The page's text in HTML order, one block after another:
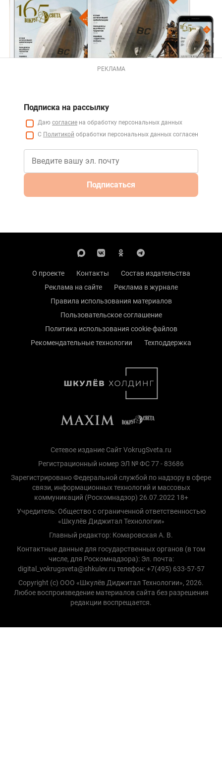
РЕКЛАМА
Подписка на рассылку
Даю согласие на обработку персональных данных
С Политикой обработки персональных данных согласен
Подписаться
О проекте Контакты
Состав издательства
Реклама на сайте
Реклама в журнале
Правила использования материалов
Пользовательское соглашение
Политика использования cookie-файлов
Рекомендательные технологии
Техподдержка
Сетевое издание Сайт VokrugSveta.ru
Регистрационный номер ЭЛ № ФС 77 - 83686
Зарегистрировано Федеральной службой по надзору в сфере
связи, информационных технологий и массовых
коммуникаций (Роскомнадзор) 26.07.2022 18+
Учредитель: Общество с ограниченной ответственностью
«Шкулёв Диджитал Технологии»
Главный редактор: Комаровская А. В.
Контактные данные для государственных органов (в том
числе, для Роскомнадзора): Эл. почта:
digital_vokrugsveta@shkulev.ru телефон: +7(495) 633-57-57
Copyright (с) ООО «Шкулёв Диджитал Технологии», 2026.
Любое воспроизведение материалов сайта без разрешения
редакции воспрещается.